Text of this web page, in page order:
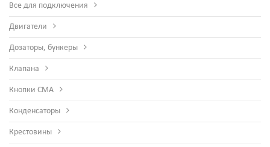
Все для подключения
Двигатели
Дозаторы, бункеры
Клапана
Кнопки СМА
Конденсаторы
Крестовины